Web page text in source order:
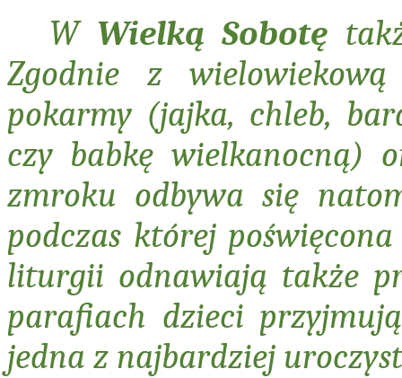
W Wielką Sobotę
Zgodnie z
pokarmy (jajka, chleb,
czy babkę wielkanocną)
zmroku odbywa się
podczas której
liturgii odnawiają także
parafiach dzieci
jedna z najbardziej